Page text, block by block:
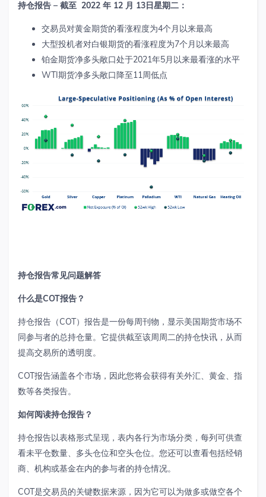
持仓报告 – 截至 2022 年 12 月 13日星期二：
交易员对黄金期货的看涨程度为4个月以来最高
大型投机者对白银期货的看涨程度为7个月以来最高
铂金期货净多头敞口处于2021年5月以来最看涨的水平
WTI期货净多头敞口降至11周低点
持仓报告常见问题解答
什么是COT报告？
持仓报告（COT）报告是一份每周刊物，显示美国期货市场不
同参与者的总持仓量。它提供截至该周周二的持仓快讯，从而
提高交易所的透明度。
COT报告涵盖各个市场，因此您将会获得有关外汇、黄金、指
数等各类报告。
如何阅读持仓报告？
持仓报告以表格形式呈现，表内各行为市场分类，每列可供查
看未平仓数量、多头仓位和空头仓位。您还可以查看包括经销
商、机构或基金在内的参与者的持仓情况。
COT是交易员的关键数据来源，因为它可以为做多或做空各个